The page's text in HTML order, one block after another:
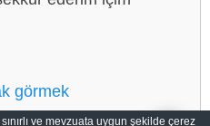
görmek
ve mevzuata uygun şekilde çerez